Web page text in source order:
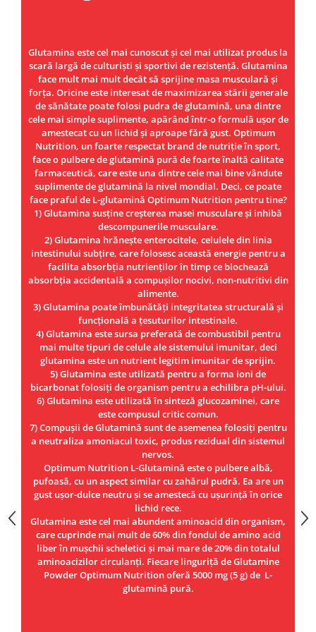
Weider
Zenana
Glutamina este cel mai cunoscut și cel mai utilizat produs la
scară largă de culturiști și sportivi de rezistență. Glutamina
face mult mai mult decât să sprijine masa musculară și
forța. Oricine este interesat de maximizarea stării generale
de sănătate poate folosi pudra de glutamină, una dintre
cele mai simple suplimente, apărând într-o formulă ușor de
amestecat cu un lichid și aproape fără gust. Optimum
Nutrition, un foarte respectat brand de nutriție în sport,
face o pulbere de glutamină pură de foarte înaltă calitate
farmaceutică, care este una dintre cele mai bine vândute
suplimente de glutamină la nivel mondial. Deci, ce poate
face praful de L-glutamină Optimum Nutrition pentru tine?
1) Glutamina susține creșterea masei musculare și inhibă
descompunerile musculare.
2) Glutamina hrănește enterocitele, celulele din linia
intestinului subțire, care folosesc această energie pentru a
facilita absorbția nutrienților în timp ce blochează
absorbția accidentală a compușilor nocivi, non-nutritivi din
alimente.
3) Glutamina poate îmbunătăți integritatea structurală și
funcțională a țesuturilor intestinale.
4) Glutamina este sursa preferată de combustibil pentru
mai multe tipuri de celule ale sistemului imunitar, deci
glutamina este un nutrient legitim imunitar de sprijin.
5) Glutamina este utilizată pentru a forma ioni de
bicarbonat folosiți de organism pentru a echilibra pH-ului.
6) Glutamina este utilizată în sinteză glucozaminei, care
este compusul critic comun.
7) Compușii de Glutamină sunt de asemenea folosiți pentru
a neutraliza amoniacul toxic, produs rezidual din sistemul
nervos.
Optimum Nutrition L-Glutamină este o pulbere albă,
pufoasă, cu un aspect similar cu zahărul pudră. Ea are un
gust ușor-dulce neutru și se amestecă cu ușurință în orice
lichid rece.
Glutamina este cel mai abundent aminoacid din organism,
care cuprinde mai mult de 60% din fondul de amino acid
liber în mușchii scheletici și mai mare de 20% din totalul
aminoacizilor circulanți. Fiecare linguriță de Glutamine
Powder Optimum Nutrition oferă 5000 mg (5 g) de L-
glutamină pură.